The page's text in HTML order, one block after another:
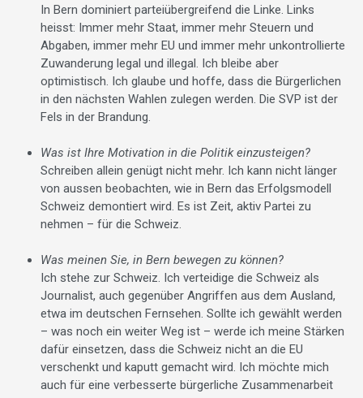
In Bern dominiert parteiübergreifend die Linke. Links
heisst: Immer mehr Staat, immer mehr Steuern und
Abgaben, immer mehr EU und immer mehr unkontrollierte
Zuwanderung legal und illegal. Ich bleibe aber
optimistisch. Ich glaube und hoffe, dass die Bürgerlichen
in den nächsten Wahlen zulegen werden. Die SVP ist der
Fels in der Brandung.
Was ist Ihre Motivation in die Politik einzusteigen?
Schreiben allein genügt nicht mehr. Ich kann nicht länger
von aussen beobachten, wie in Bern das Erfolgsmodell
Schweiz demontiert wird. Es ist Zeit, aktiv Partei zu
nehmen – für die Schweiz.
Was meinen Sie, in Bern bewegen zu können?
Ich stehe zur Schweiz. Ich verteidige die Schweiz als
Journalist, auch gegenüber Angriffen aus dem Ausland,
etwa im deutschen Fernsehen. Sollte ich gewählt werden
– was noch ein weiter Weg ist – werde ich meine Stärken
dafür einsetzen, dass die Schweiz nicht an die EU
verschenkt und kaputt gemacht wird. Ich möchte mich
auch für eine verbesserte bürgerliche Zusammenarbeit